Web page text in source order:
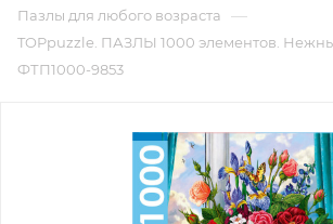
Пазлы для любого возраста —
TOPpuzzle. ПАЗЛЫ 1000 элементов.
ФТП1000-9853